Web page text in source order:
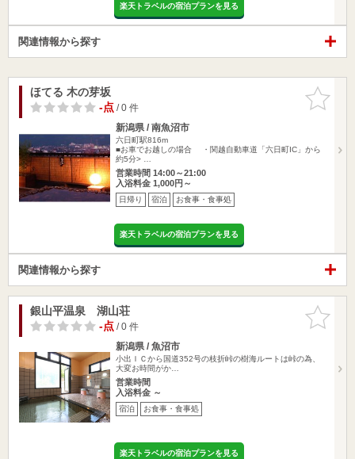
楽天トラベルの宿泊プランを見る
関連情報から探す
お気に入
りに追加
ほてる 木の芽坂
-点/ 0 件
新潟県 / 南魚沼市
六日町駅816m
■お車でお越しの場合 ・関越自動車道「六日町IC」から
約5分> …
営業時間 14:00～21:00
入浴料金 1,000円～
日帰り 宿泊 お食事・食事処
楽天トラベルの宿泊プランを見る
関連情報から探す
お気に入
りに追加
銀山平温泉 湖山荘
-点/ 0 件
新潟県 / 魚沼市
小出ＩＣから国道352号の枝折峠の樹海ルートは峠の為、
大変お時間がか…
営業時間
入浴料金 ～
宿泊 お食事・食事処
楽天トラベルの宿泊プランを見る